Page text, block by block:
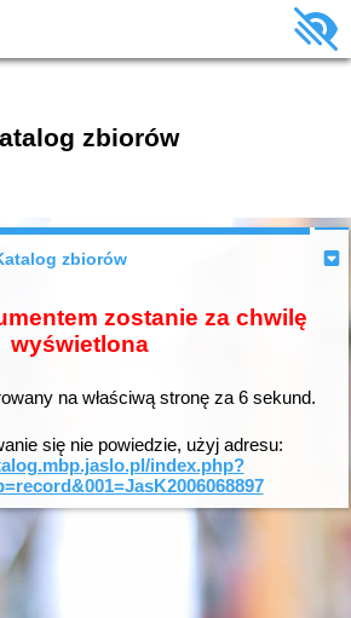
zbiorów
zbiorów
zostanie za chwilę
wyświetlona
na właściwą stronę za 6sekund.
się nie powiedzie, użyj adresu:
index.php?